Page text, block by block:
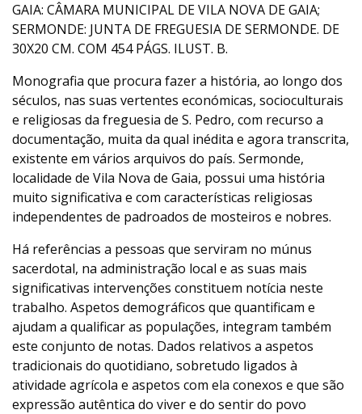
GAIA: CÂMARA MUNICIPAL DE VILA NOVA DE GAIA;
SERMONDE: JUNTA DE FREGUESIA DE SERMONDE. DE
30X20 CM. COM 454 PÁGS. ILUST. B.
Monografia que procura fazer a história, ao longo dos
séculos, nas suas vertentes económicas, socioculturais
e religiosas da freguesia de S. Pedro, com recurso a
documentação, muita da qual inédita e agora transcrita,
existente em vários arquivos do país. Sermonde,
localidade de Vila Nova de Gaia, possui uma história
muito significativa e com características religiosas
independentes de padroados de mosteiros e nobres.
Há referências a pessoas que serviram no múnus
sacerdotal, na administração local e as suas mais
significativas intervenções constituem notícia neste
trabalho. Aspetos demográficos que quantificam e
ajudam a qualificar as populações, integram também
este conjunto de notas. Dados relativos a aspetos
tradicionais do quotidiano, sobretudo ligados à
atividade agrícola e aspetos com ela conexos e que são
expressão autêntica do viver e do sentir do povo